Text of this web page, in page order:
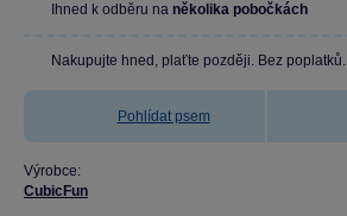
Ihned k odběru na několika pobočkách
Nakupujte hned, plaťte později. Bez poplatků.
Pohlídat psem
Výrobce:
CubicFun